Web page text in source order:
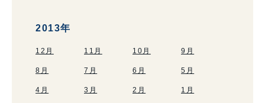
2013年
12月 11月 10月 9月
8月 7月 6月 5月
4月 3月 2月 1月